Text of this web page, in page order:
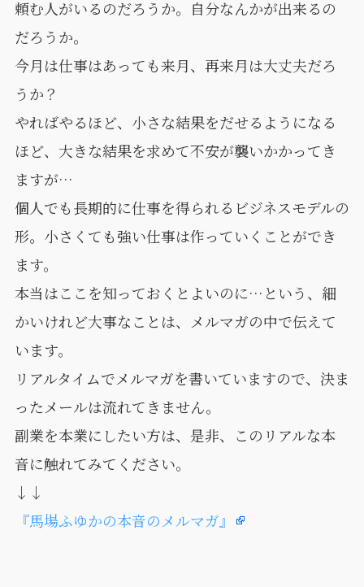
頼む人がいるのだろうか。自分なんかが出来るの
だろうか。
今月は仕事はあっても来月、再来月は大丈夫だろ
うか？
やればやるほど、小さな結果をだせるようになる
ほど、大きな結果を求めて不安が襲いかかってき
ますが…
個人でも長期的に仕事を得られるビジネスモデルの
形。小さくても強い仕事は作っていくことができ
ます。
本当はここを知っておくとよいのに…という、細
かいけれど大事なことは、メルマガの中で伝えて
います。
リアルタイムでメルマガを書いていますので、決ま
ったメールは流れてきません。
副業を本業にしたい方は、是非、このリアルな本
音に触れてみてください。
↓↓
『馬場ふゆかの本音のメルマガ』